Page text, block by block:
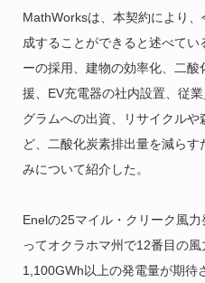
MathWorksは、本契約により
成することができると述べて
ーの採用、建物の効率化、二
援、EV充電器の社内設置、従
グラムへの出資、リサイクル
ど、二酸化炭素排出量を減ら
みについて紹介した。
Enelの25マイル・クリーク風力
ってオクラホマ州で12番目の
1,100GWh以上の発電量が期待